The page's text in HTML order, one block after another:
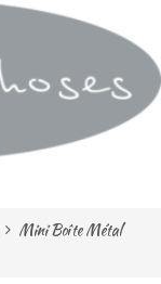
Mini Boîte Métal